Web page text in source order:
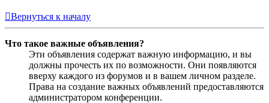
Вернуться к началу
Что такое важные объявления?
Эти объявления содержат важную информацию, и вы
должны прочесть их по возможности. Они появляются
вверху каждого из форумов и в вашем личном разделе.
Права на создание важных объявлений предоставляются
администратором конференции.